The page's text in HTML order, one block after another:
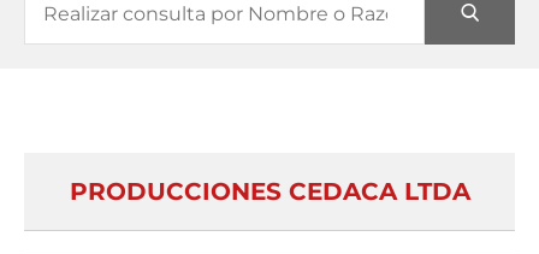
PRODUCCIONES CEDACA LTDA